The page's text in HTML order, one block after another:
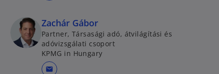
Zachár Gábor
Partner, Társasági adó, átvilágítási és
adóvizsgálati csoport
KPMG in Hungary
mail